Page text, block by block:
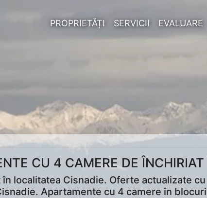
PROPRIETĂȚI SERVICII EVALUARE
CU 4 CAMERE DE
localitatea Cisnadie. Oferte actualizate
Apartamente cu 4 camere în